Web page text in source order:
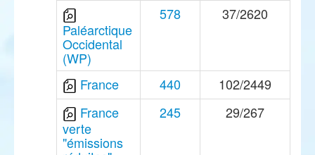
Paléarctique
Occidental
(WP)
578 37/2620
France 440
102/2449
France
verte
"émissions
245 29/267